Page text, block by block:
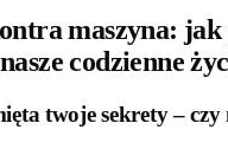
maszyna:
codzienne
twoje sekrety – czy